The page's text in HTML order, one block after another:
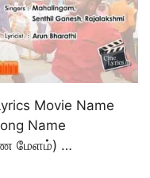
Movie Name
Name
மேளம்) …